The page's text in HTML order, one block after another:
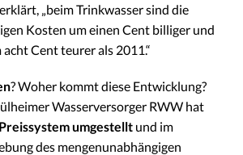
„beim Trinkwasser sind die
Kosten um einen Cent billiger und
Cent teurer als 2011.“
? Woher kommt diese Entwicklung?
Wasserversorger RWW hat
Preissystem umgestellt und im
des mengenunabhängigen